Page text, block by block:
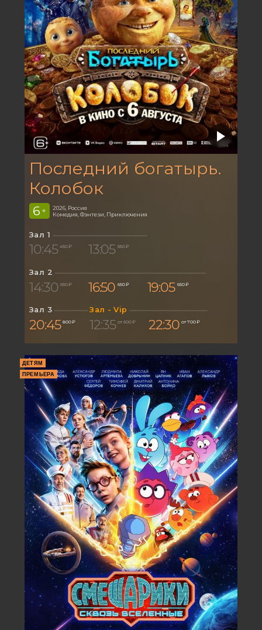
Последний богатырь.
Колобок
6 +
2026, Россия
Комедия, Фэнтези, Приключения
Зал 1
10:45 450 ₽ 13:05 550 ₽
Зал 2
14:30 650 ₽ 16:50 650 ₽ 19:05 650 ₽
Зал 3
20:45 800 ₽
Зал - Vip
12:35 от 600 ₽ 22:30 от 700 ₽
ДЕТЯМ
ПРЕМЬЕРА